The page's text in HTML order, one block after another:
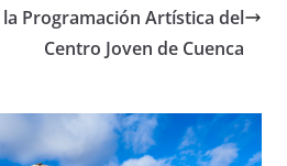
Programación Artística del
Centro Joven de Cuenca